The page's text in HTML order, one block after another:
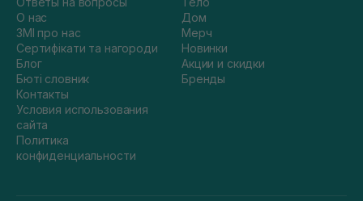
О нас
ЗМІ про нас
Сертифікати та нагороди
Блог
Бюті словник
Контакты
Условия использования
сайта
Политика
конфиденциальности
Дом
Мерч
Новинки
Акции и скидки
Бренды